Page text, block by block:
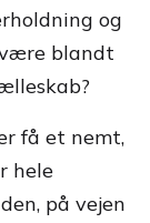
og
blandt
få et nemt,
hele
på vejen